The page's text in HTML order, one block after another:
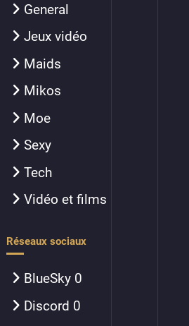
General
Jeux vidéo
Maids
Mikos
Moe
Sexy
Tech
Vidéo et films
Réseaux sociaux
BlueSky 0
Discord 0